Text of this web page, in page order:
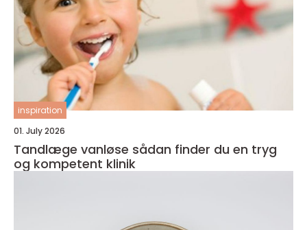
inspiration
01. July 2026
Tandlæge vanløse sådan finder du en tryg
og kompetent klinik